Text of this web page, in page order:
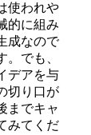
使われや
的に組み
成なので
でも、
デアを与
切り口が
までキャ
みてくだ